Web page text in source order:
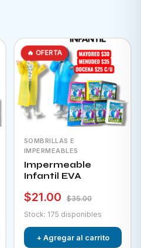
🔥 OFERTA
SOMBRILLAS E
IMPERMEABLES
Impermeable
Infantil EVA
$21.00
$35.00
Stock: 175 disponibles
+ Agregar al carrito